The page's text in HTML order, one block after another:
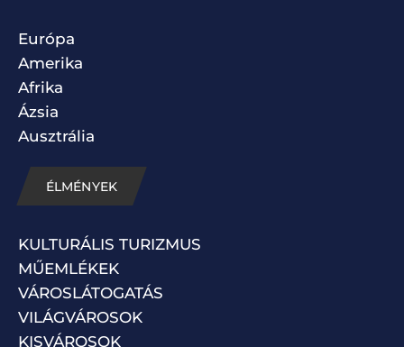
Európa
Amerika
Afrika
Ázsia
Ausztrália
ÉLMÉNYEK
KULTURÁLIS TURIZMUS
MŰEMLÉKEK
VÁROSLÁTOGATÁS
VILÁGVÁROSOK
KISVÁROSOK